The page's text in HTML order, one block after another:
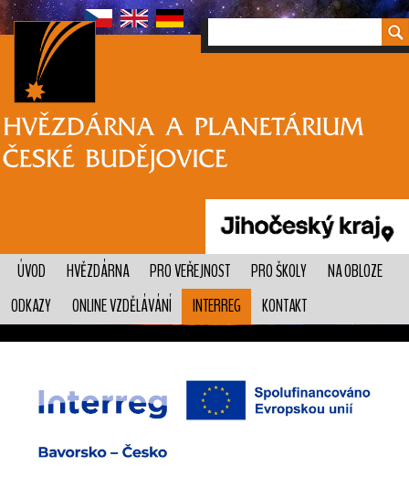
ÚVOD HVĚZDÁRNA PRO VEŘEJNOST PRO ŠKOLY
NA OBLOZE
ODKAZY
ONLINE VZDĚLÁVÁNÍ INTERREG KONTAKT